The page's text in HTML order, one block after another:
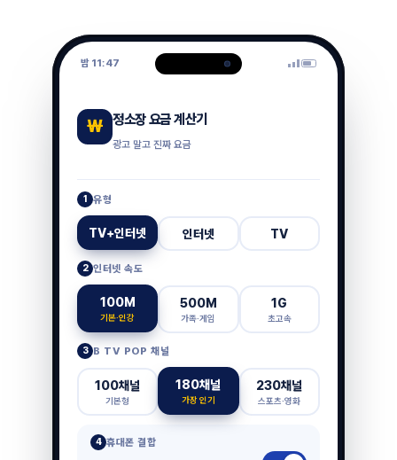
밤 11:47
₩ 정소장 요금 계산기
광고 말고 진짜 요금
1 유형
TV+인터넷 인터넷 TV
2 인터넷 속도
100M
기본·인강
500M
가족·게임
1G
초고속
3 B TV POP 채널
100채널
기본형
180채널
가장 인기
230채널
스포츠·영화
4 휴대폰 결합